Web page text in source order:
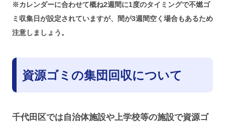
※カレンダーに合わせて概ね2週間に1度のタイミングで不燃ゴ
ミ収集日が設定されていますが、間が3週間空く場合もあるため
注意しましょう。
資源ゴミの集団回収について
千代田区では自治体施設や上学校等の施設で資源ゴ